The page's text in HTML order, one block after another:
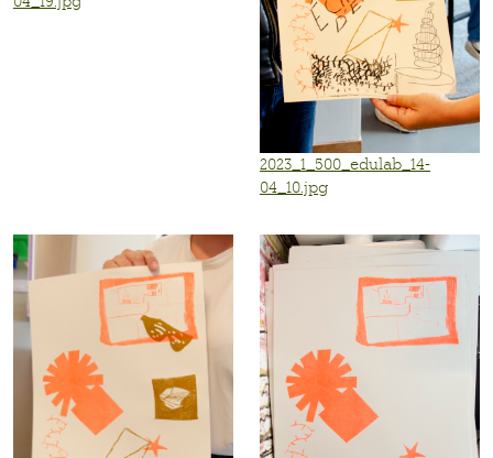
2023_1_500_edulab_14-
04_10.jpg